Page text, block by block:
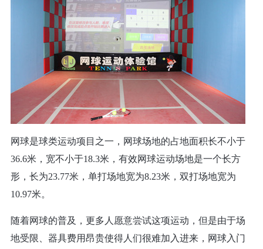
网球是球类运动项目之一，网球场地的占地面积长不小于
36.6米，宽不小于18.3米，有效网球运动场地是一个长方
形，长为23.77米，单打场地宽为8.23米，双打场地宽为
10.97米。
随着网球的普及，更多人愿意尝试这项运动，但是由于场
地受限、器具费用昂贵使得人们很难加入进来，网球入门